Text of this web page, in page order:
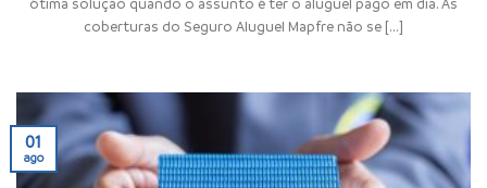
coberturas do Seguro Aluguel Mapfre não se [...]
01
ago